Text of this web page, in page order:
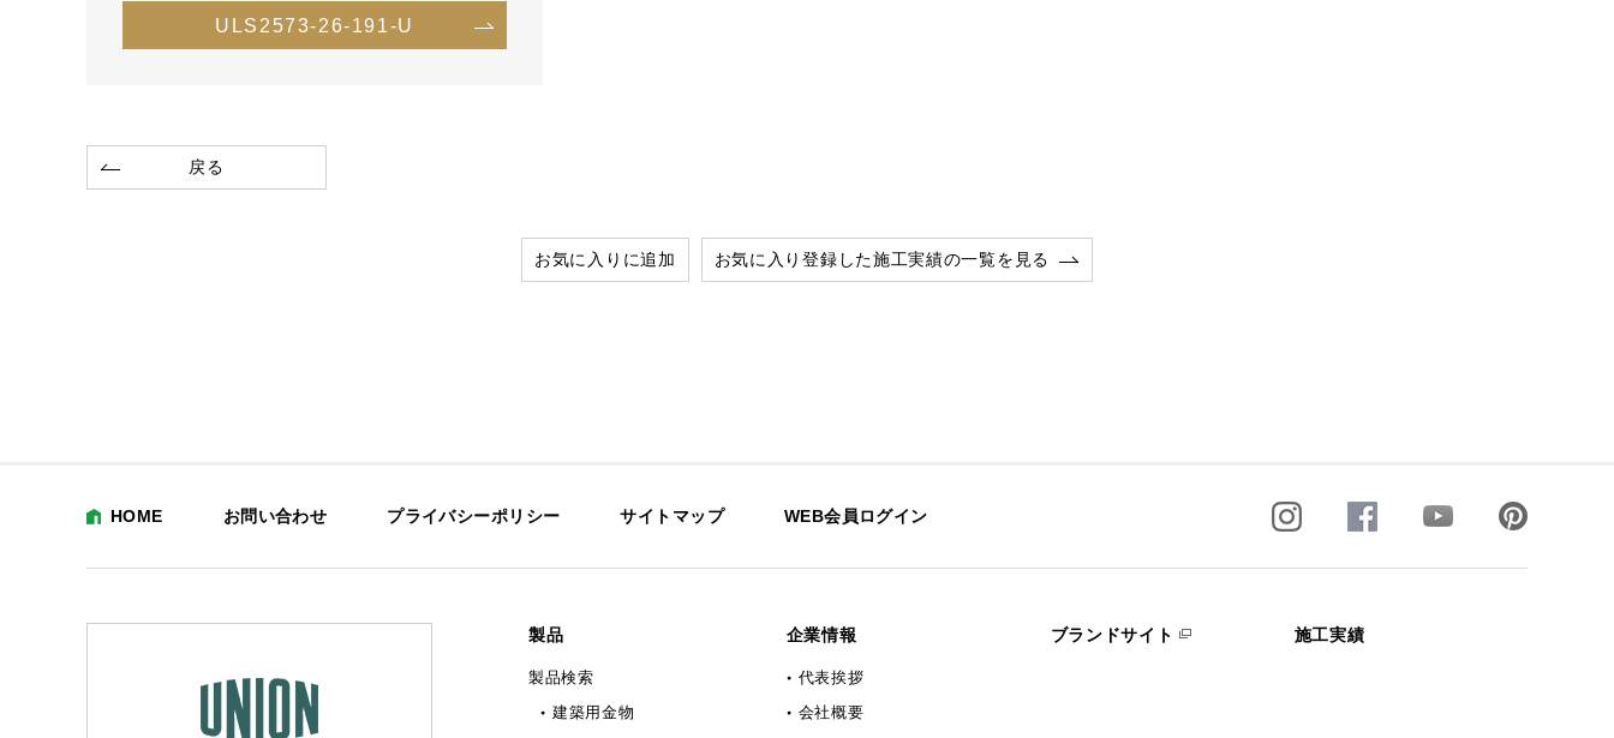
ULS2573-26-191-U
戻る
お気に入りに追加 お気に入り登録した施工実績の一覧を見る
HOME お問い合わせ プライバシーポリシー サイトマップ WEB会員ログイン
製品
製品検索
建築用金物
企業情報
代表挨拶
会社概要
ブランドサイト 施工実績